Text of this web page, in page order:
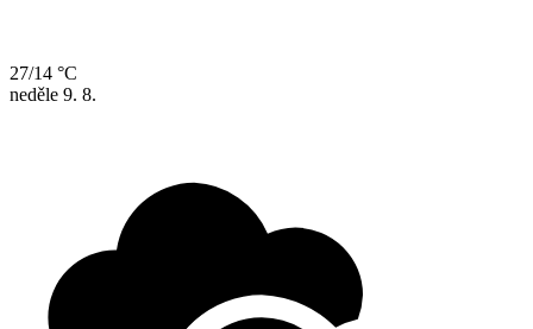
27/14 °C
neděle 9. 8.